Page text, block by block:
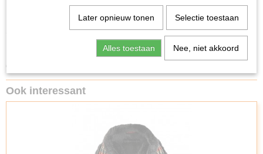
Sterke goed afgewerkte en kleurechte hondenriem met een lengte van
1.40 meter en in de kleur (love) roze/wit, welke past bij het tuigje Love
Letter Pink. Deze riem is er in twee breedte-maten, zie tabel hierboven.
Ook heeft de riem een mooie musketonhaak. Verras je valentijn!
Ook interessant
Later opnieuw tonen Selectie toestaan
Alles toestaan Nee, niet akkoord